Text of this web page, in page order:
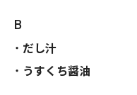
B
だし汁
うすくち醤油